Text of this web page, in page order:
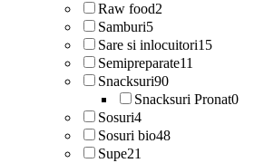
Raw food2
Samburi5
Sare si inlocuitori15
Semipreparate11
Snacksuri90
Snacksuri Pronat0
Sosuri4
Sosuri bio48
Supe21